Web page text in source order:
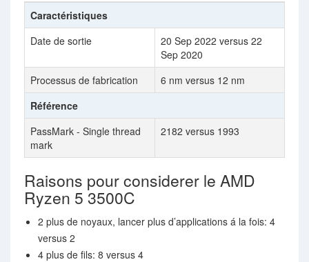
Caractéristiques
Date de sortie
20 Sep 2022 versus 22
Sep 2020
Processus de fabrication
6 nm versus 12 nm
Référence
PassMark - Single thread
mark
2182 versus 1993
Raisons pour considerer le AMD
Ryzen 5 3500C
2 plus de noyaux, lancer plus d’applications á la fois: 4
versus 2
4 plus de fils: 8 versus 4